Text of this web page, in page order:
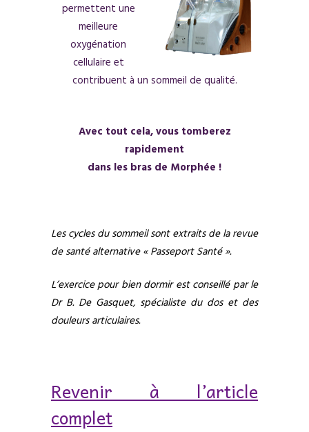
permettent une
meilleure
oxygénation
cellulaire et
contribuent à un sommeil de qualité.
Avec tout cela, vous tomberez
rapidement
dans les bras de Morphée !
Les cycles du sommeil sont extraits de la revue
de santé alternative « Passeport Santé ».
L’exercice pour bien dormir est conseillé par le
Dr B. De Gasquet, spécialiste du dos et des
douleurs articulaires.
Revenir à l’article
complet